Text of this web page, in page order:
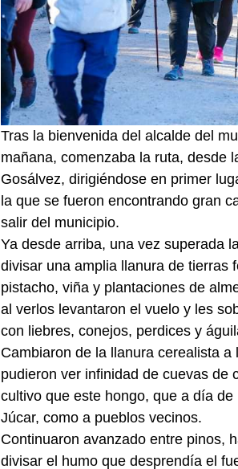
Tras la bienvenida del alcalde del
mañana, comenzaba la ruta, desde
Gosálvez, dirigiéndose en primer
la que se fueron encontrando gran
salir del municipio.
Ya desde arriba, una vez superada
divisar una amplia llanura de tierras
pistacho, viña y plantaciones de
al verlos levantaron el vuelo y les
con liebres, conejos, perdices y
Cambiaron de la llanura cerealista
pudieron ver infinidad de cuevas de
cultivo que este hongo, que a día
Júcar, como a pueblos vecinos.
Continuaron avanzado entre pinos,
divisar el humo que desprendía el